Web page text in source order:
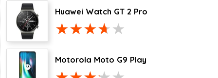
Huawei Watch GT 2 Pro
Motorola Moto G9 Play